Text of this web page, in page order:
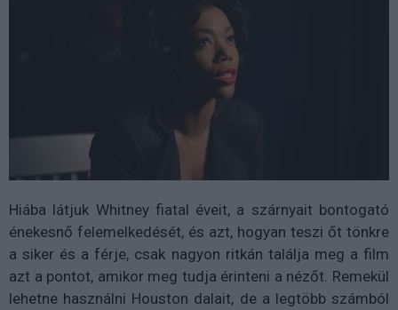
Hiába látjuk Whitney fiatal éveit, a szárnyait bontogató
énekesnő felemelkedését, és azt, hogyan teszi őt tönkre
a siker és a férje, csak nagyon ritkán találja meg a film
azt a pontot, amikor meg tudja érinteni a nézőt. Remekül
lehetne használni Houston dalait, de a legtöbb számból